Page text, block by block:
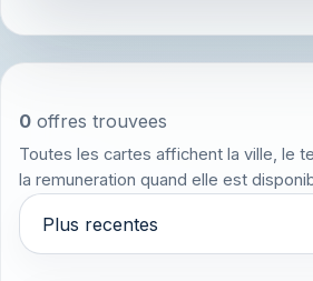
0 offres trouvees
Toutes les cartes affichent la ville, le
la remuneration quand elle est
Trier par